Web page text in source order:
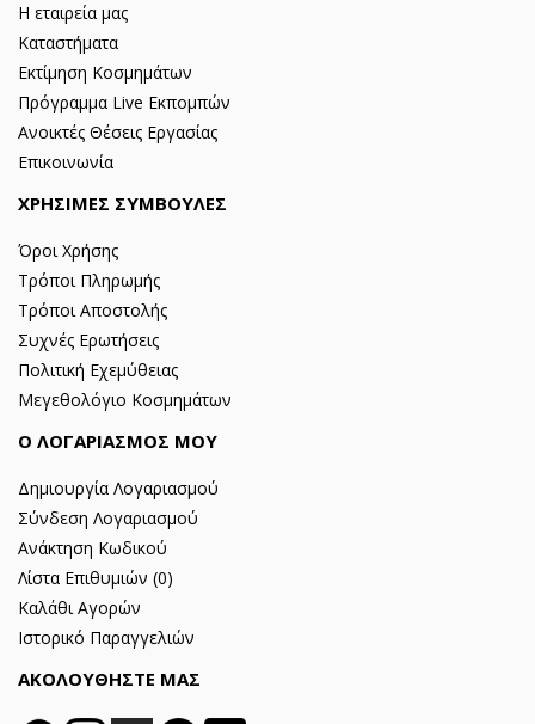
Η εταιρεία μας
Καταστήματα
Εκτίμηση Κοσμημάτων
Πρόγραμμα Live Εκπομπών
Ανοικτές Θέσεις Εργασίας
Επικοινωνία
ΧΡΗΣΙΜΕΣ ΣΥΜΒΟΥΛΕΣ
Όροι Χρήσης
Τρόποι Πληρωμής
Τρόποι Αποστολής
Συχνές Ερωτήσεις
Πολιτική Εχεμύθειας
Μεγεθολόγιο Κοσμημάτων
Ο ΛΟΓΑΡΙΑΣΜΟΣ ΜΟΥ
Δημιουργία Λογαριασμού
Σύνδεση Λογαριασμού
Ανάκτηση Κωδικού
Λίστα Επιθυμιών (0)
Καλάθι Αγορών
Ιστορικό Παραγγελιών
ΑΚΟΛΟΥΘΗΣΤΕ ΜΑΣ